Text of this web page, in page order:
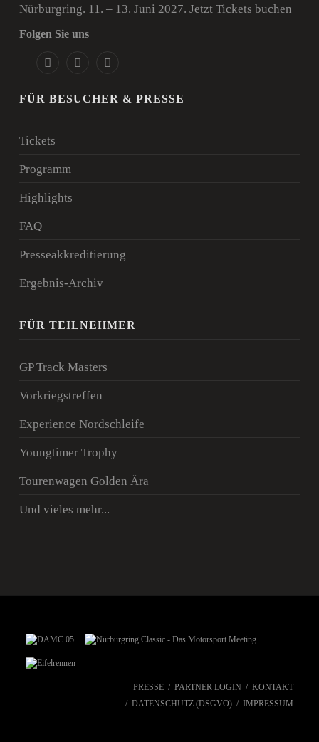
Nürburgring. 11. – 13. Juni 2027. Jetzt Tickets buchen
Folgen Sie uns
FÜR BESUCHER & PRESSE
Tickets
Programm
Highlights
FAQ
Presseakkreditierung
Ergebnis-Archiv
FÜR TEILNEHMER
GP Track Masters
Vorkriegstreffen
Experience Nordschleife
Youngtimer Trophy
Tourenwagen Golden Ära
Und vieles mehr...
PRESSE PARTNER LOGIN
KONTAKT
DATENSCHUTZ (DSGVO)
IMPRESSUM